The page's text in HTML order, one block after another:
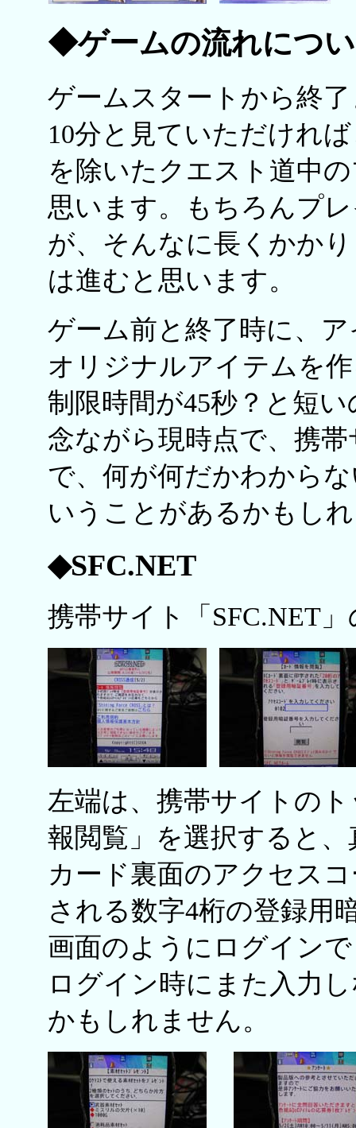
◆ゲームの流れにつ
ゲームスタートから終
10分と見ていただけれ
を除いたクエスト道中
思います。もちろんプ
が、そんなに長くかか
は進むと思います。
ゲーム前と終了時に、
オリジナルアイテムを
制限時間が45秒？と短
念ながら現時点で、携
で、何が何だかわから
いうことがあるかもし
◆SFC.NET
携帯サイト「SFC.NET
左端は、携帯サイトの
報閲覧」を選択すると
カード裏面のアクセス
される数字4桁の登録用
画面のようにログイン
ログイン時にまた入力
かもしれません。